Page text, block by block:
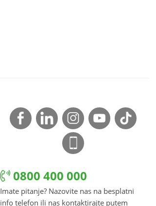
0800 400 000
Imate pitanje? Nazovite nas na besplatni
info telefon ili nas kontaktirajte putem